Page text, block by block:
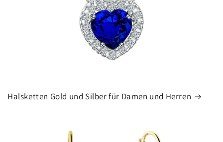
Halsketten Gold und Silber für Damen und Herren